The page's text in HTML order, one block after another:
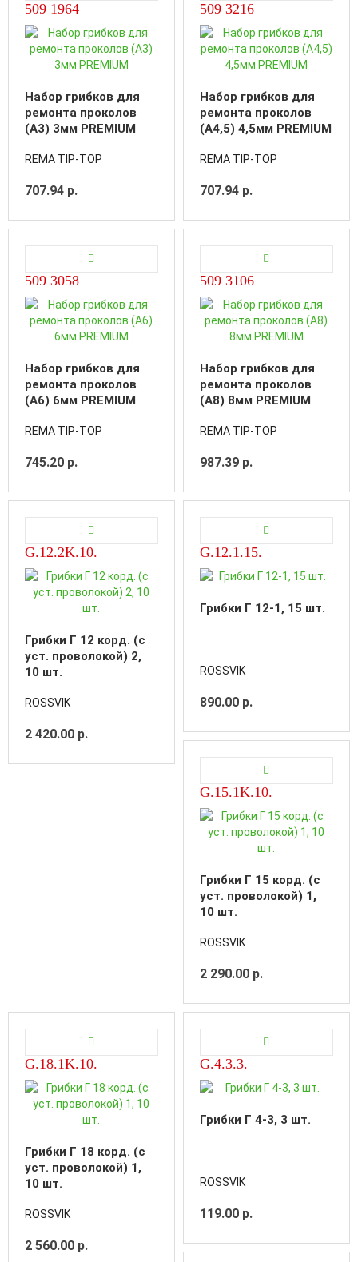
509 1964
Набор грибков для
ремонта проколов
(А3) 3мм PREMIUM
REMA TIP-TOP
707.94 р.
509 3216
Набор грибков для
ремонта проколов
(А4,5) 4,5мм PREMIUM
REMA TIP-TOP
707.94 р.
509 3058
Набор грибков для
ремонта проколов
(А6) 6мм PREMIUM
REMA TIP-TOP
745.20 р.
509 3106
Набор грибков для
ремонта проколов
(А8) 8мм PREMIUM
REMA TIP-TOP
987.39 р.
G.12.2K.10.
Грибки Г 12 корд. (с
уст. проволокой) 2,
10 шт.
ROSSVIK
2 420.00 р.
G.12.1.15.
Грибки Г 12-1, 15 шт.
ROSSVIK
890.00 р.
G.15.1K.10.
Грибки Г 15 корд. (с
уст. проволокой) 1,
10 шт.
ROSSVIK
2 290.00 р.
G.18.1K.10.
Грибки Г 18 корд. (с
уст. проволокой) 1,
10 шт.
ROSSVIK
2 560.00 р.
G.4.3.3.
Грибки Г 4-3, 3 шт.
ROSSVIK
119.00 р.